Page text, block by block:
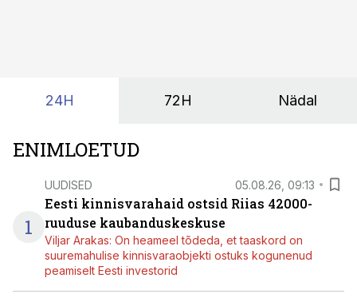
24H 72H Nädal
ENIMLOETUD
1
UUDISED 05.08.26, 09:13
Eesti kinnisvarahaid ostsid Riias 42000-
ruuduse kaubanduskeskuse
Viljar Arakas: On heameel tõdeda, et taaskord on
suuremahulise kinnisvaraobjekti ostuks kogunenud
peamiselt Eesti investorid